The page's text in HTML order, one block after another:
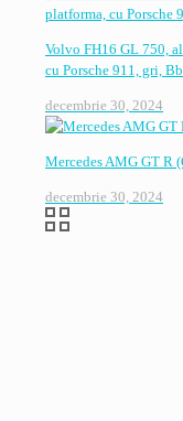
Volvo FH16 GL 750,
cu Porsche 911, gri,
decembrie 30, 2024
Mercedes AMG GT R
decembrie 30, 2024